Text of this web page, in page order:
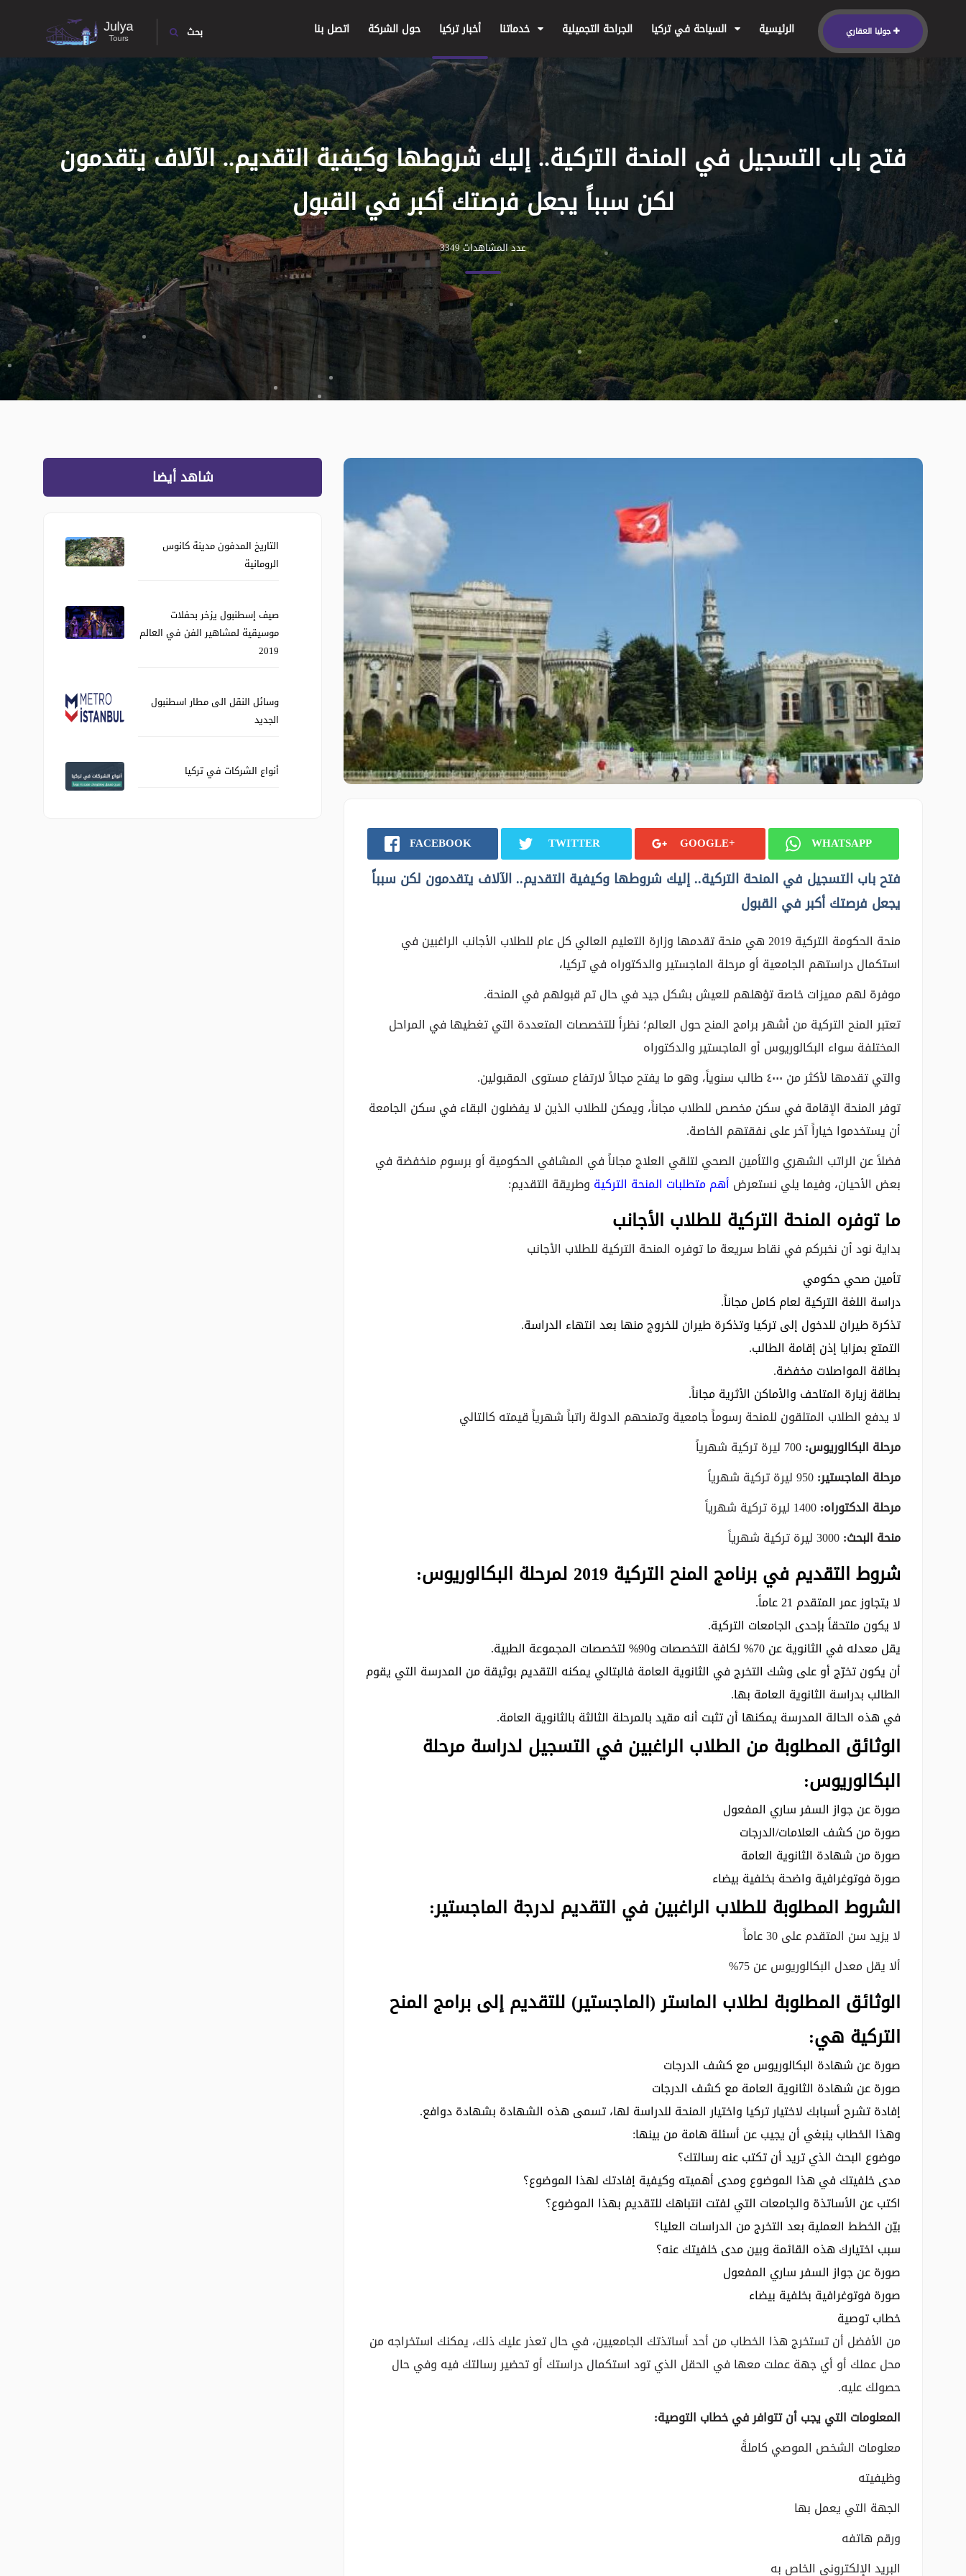
بحث جوليا العقاري الرئيسية الجراحة التجميلية أخبار تركيا حول الشركة اتصل بنا
فتح باب التسجيل في المنحة التركية.. إليك شروطها وكيفية التقديم.. الآلاف يتقدمون
لكن سبباً يجعل فرصتك أكبر في القبول
عدد المشاهدات 3349
FACEBOOK TWITTER GOOGLE+ WHATSAPP
فتح باب التسجيل في المنحة التركية.. إليك شروطها وكيفية التقديم.. الآلاف يتقدمون لكن سبباً
يجعل فرصتك أكبر في القبول
منحة الحكومة التركية 2019 هي منحة تقدمها وزارة التعليم العالي كل عام للطلاب الأجانب الراغبين في
استكمال دراستهم الجامعية أو مرحلة الماجستير والدكتوراه في تركيا،
موفرة لهم مميزات خاصة تؤهلهم للعيش بشكل جيد في حال تم قبولهم في المنحة.
تعتبر المنح التركية من أشهر برامج المنح حول العالم؛ نظراً للتخصصات المتعددة التي تغطيها في المراحل
المختلفة سواء البكالوريوس أو الماجستير والدكتوراه
والتي تقدمها لأكثر من ٤٠٠٠ طالب سنوياً، وهو ما يفتح مجالاً لارتفاع مستوى المقبولين.
توفر المنحة الإقامة في سكن مخصص للطلاب مجاناً، ويمكن للطلاب الذين لا يفضلون البقاء في سكن الجامعة
أن يستخدموا خياراً آخر على نفقتهم الخاصة.
فضلاً عن الراتب الشهري والتأمين الصحي لتلقي العلاج مجاناً في المشافي الحكومية أو برسوم منخفضة في
بعض الأحيان، وفيما يلي نستعرض أهم متطلبات المنحة التركية وطريقة التقديم:
ما توفره المنحة التركية للطلاب الأجانب
بداية نود أن نخبركم في نقاط سريعة ما توفره المنحة التركية للطلاب الأجانب
تأمين صحي حكومي
دراسة اللغة التركية لعام كامل مجاناً.
تذكرة طيران للدخول إلى تركيا وتذكرة طيران للخروج منها بعد انتهاء الدراسة.
التمتع بمزايا إذن إقامة الطالب.
بطاقة المواصلات مخفضة.
بطاقة زيارة المتاحف والأماكن الأثرية مجاناً.
لا يدفع الطلاب المتلقون للمنحة رسوماً جامعية وتمنحهم الدولة راتباً شهرياً قيمته كالتالي
مرحلة البكالوريوس:
مرحلة الماجستير:
مرحلة الدكتوراه:
منحة البحث:
شروط التقديم في برنامج المنح التركية 2019 لمرحلة البكالوريوس:
لا يتجاوز عمر المتقدم 21 عاماً.
لا يكون ملتحقاً بإحدى الجامعات التركية.
يقل معدله في الثانوية عن 70% لكافة التخصصات و90% لتخصصات المجموعة الطبية.
أن يكون تخرّج أو على وشك التخرج في الثانوية العامة فالبتالي يمكنه التقديم بوثيقة من المدرسة التي يقوم
الطالب بدراسة الثانوية العامة بها.
في هذه الحالة المدرسة يمكنها أن تثبت أنه مقيد بالمرحلة الثالثة بالثانوية العامة.
الوثائق المطلوبة من الطلاب الراغبين في التسجيل لدراسة مرحلة
البكالوريوس:
صورة عن جواز السفر ساري المفعول
صورة من كشف العلامات/الدرجات
صورة من شهادة الثانوية العامة
صورة فوتوغرافية واضحة بخلفية بيضاء
الشروط المطلوبة للطلاب الراغبين في التقديم لدرجة الماجستير:
لا يزيد سن المتقدم على 30 عاماً
ألا يقل معدل البكالوريوس عن 75%
الوثائق المطلوبة لطلاب الماستر (الماجستير) للتقديم إلى برامج المنح
التركية هي:
صورة عن شهادة البكالوريوس مع كشف الدرجات
صورة عن شهادة الثانوية العامة مع كشف الدرجات
إفادة تشرح أسبابك لاختيار تركيا واختيار المنحة للدراسة لها، تسمى هذه الشهادة بشهادة دوافع.
وهذا الخطاب ينبغي أن يجيب عن أسئلة هامة من بينها:
موضوع البحث الذي تريد أن تكتب عنه رسالتك؟
مدى خلفيتك في هذا الموضوع ومدى أهميته وكيفية إفادتك لهذا الموضوع؟
اكتب عن الأساتذة والجامعات التي لفتت انتباهك للتقديم بهذا الموضوع؟
بيّن الخطط العملية بعد التخرج من الدراسات العليا؟
سبب اختيارك هذه القائمة وبين مدى خلفيتك عنه؟
صورة عن جواز السفر ساري المفعول
صورة فوتوغرافية بخلفية بيضاء
خطاب توصية
من الأفضل أن تستخرج هذا الخطاب من أحد أساتذتك الجامعيين، في حال تعذر عليك ذلك، يمكنك استخراجه من
محل عملك أو أي جهة عملت معها في الحقل الذي تود استكمال دراستك أو تحضير رسالتك فيه وفي حال
حصولك عليه.
المعلومات التي يجب أن تتوافر في خطاب التوصية:
معلومات الشخص الموصي كاملةً
وظيفيته
الجهة التي يعمل بها
ورقم هاتفه
البريد الإلكتروني الخاص به
شاهد أيضا
التاريخ المدفون مدينة كانوس
الرومانية
صيف إسطنبول يزخر بحفلات
موسيقية لمشاهير الفن في العالم
2019
وسائل النقل الى مطار اسطنبول
الجديد
أنواع الشركات في تركيا